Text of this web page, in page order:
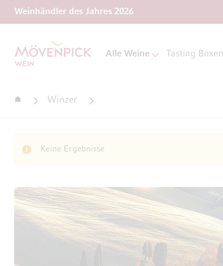
Weinhändler des Jahres 2026
Zur Startseite
Alle Weine Tasting Boxen
StartseiteWinzer
Keine Ergebnisse